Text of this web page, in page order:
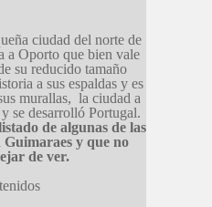
ciudad del norte de
a Oporto que bien vale
su reducido tamaño
a sus espaldas y es
murallas, la ciudad a
se desarrolló Portugal.
de algunas de las
Guimaraes y que no
de ver.